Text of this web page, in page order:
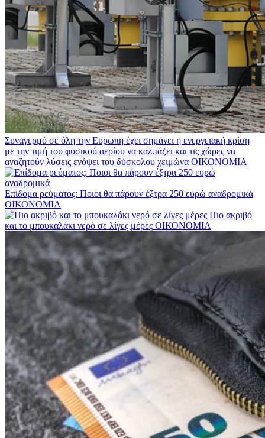
Συναγερμό σε όλη την Ευρώπη έχει σημάνει η ενεργειακή κρίση
με την τιμή του φυσικού αερίου να καλπάζει και τις χώρες να
αναζητούν λύσεις ενόψει του δύσκολου χειμώνα ΟΙΚΟΝΟΜΙΑ
Επίδομα ρεύματος: Ποιοι θα πάρουν έξτρα 250 ευρώ αναδρομικά
ΟΙΚΟΝΟΜΙΑ
Πιο ακριβό
και το μπουκαλάκι νερό σε λίγες μέρες ΟΙΚΟΝΟΜΙΑ